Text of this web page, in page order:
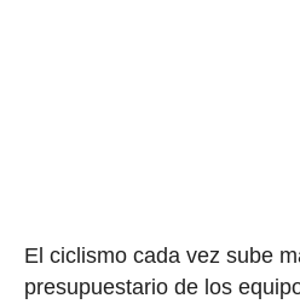
El ciclismo cada vez sube
presupuestario de los